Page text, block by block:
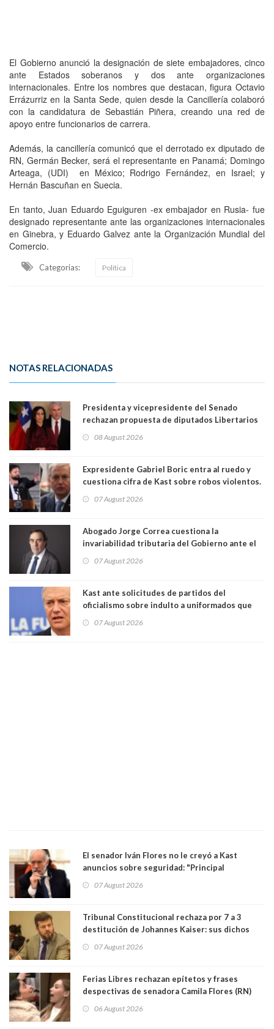
El Gobierno anunció la designación de siete embajadores, cinco
ante Estados soberanos y dos ante organizaciones
internacionales. Entre los nombres que destacan, figura Octavio
Errázurriz en la Santa Sede, quien desde la Cancillería colaboró
con la candidatura de Sebastián Piñera, creando una red de
apoyo entre funcionarios de carrera.
Además, la cancillería comunicó que el derrotado ex diputado de
RN, Germán Becker, será el representante en Panamá; Domingo
Arteaga, (UDI) en México; Rodrigo Fernández, en Israel; y
Hernán Bascuñan en Suecia.
En tanto, Juan Eduardo Eguiguren -ex embajador en Rusia- fue
designado representante ante las organizaciones internacionales
en Ginebra, y Eduardo Galvez ante la Organización Mundial del
Comercio.
Categorias: Política
NOTAS RELACIONADAS
Presidenta y vicepresidente del Senado
rechazan propuesta de diputados Libertarios
"Constituye un camino equivocado"
08 August 2026
Expresidente Gabriel Boric entra al ruedo y
cuestiona cifra de Kast sobre robos violentos.
07 August 2026
Abogado Jorge Correa cuestiona la
invariabilidad tributaria del Gobierno ante el
democracia” y "defendemos la alternancia en el
07 August 2026
Kast ante solicitudes de partidos del
oficialismo sobre indulto a uniformados que
07 August 2026
El senador Iván Flores no le creyó a Kast
anuncios sobre seguridad: "Principal
perseguir ruta del dinero y levantar secreto
07 August 2026
Tribunal Constitucional rechaza por 7 a 3
destitución de Johannes Kaiser: sus dichos
justicia constitucional porque no es diputado
07 August 2026
Ferias Libres rechazan epítetos y frases
despectivas de senadora Camila Flores (RN)
06 August 2026